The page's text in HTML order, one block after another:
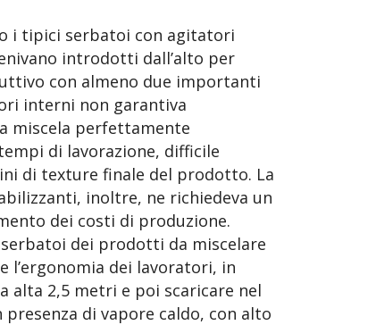
i tipici serbatoi con agitatori
introdotti dall’alto per
con almeno due importanti
interni non garantiva
miscela perfettamente
di lavorazione, difficile
di texture finale del prodotto. La
inoltre, ne richiedeva un
dei costi di produzione.
serbatoi dei prodotti da miscelare
l’ergonomia dei lavoratori, in
alta 2,5 metri e poi scaricare nel
di vapore caldo, con alto